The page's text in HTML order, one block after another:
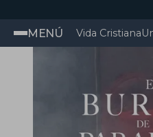
MENÚ Vida Cristiana